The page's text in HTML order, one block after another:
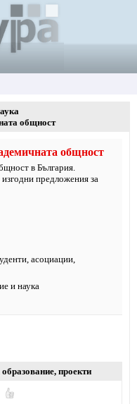
общност
общност
в България.
предложения за
,асоциации,
и наука
образование, проекти